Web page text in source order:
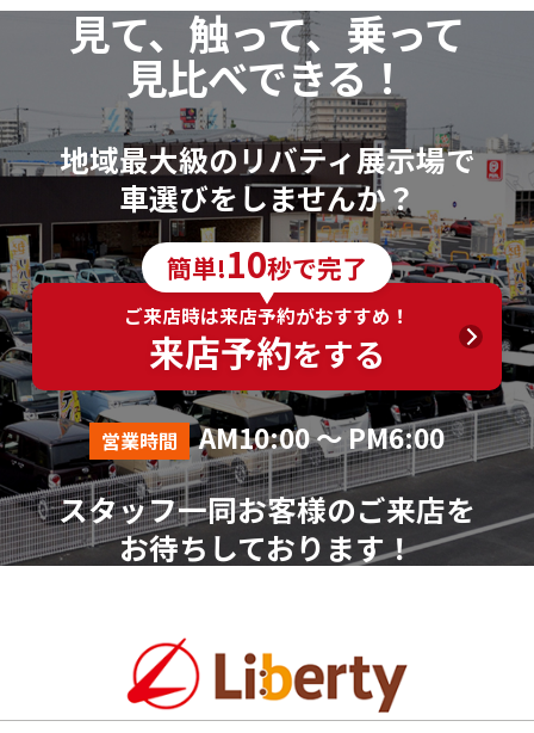
当社は、当該資料請求により取得した開示対象個人
情報の利用目的の通知・開示・訂正または削除・利用
の停止（以下「開示等」といいます。）に応じます。
開示等に関するお問い合わせ：各店舗営業窓口もし
くは、以下個人情報相談窓口
6．個人情報の取得に応じることの任意性
ご入力は任意ですが、ご入力いただけない項目やご
入力いただいた個人情報に漏れや誤りがあった場合、
資料請求およびお問合せに対する回答が出来ない場合
がございます。
7．その他
本人が容易に認識できない方法による個人情報の取
得は行っておりません。
個人情報に関する相談窓口
（平日AM10:00～PM18:00 ※土、日、祝、年末年始を
見て、触って、乗って
見比べできる！
地域最大級のリバティ展示場で
車選びをしませんか？
簡単!10秒で完了
ご来店時は来店予約がおすすめ！
来店予約をする
営業時間 AM10:00 ～ PM6:00
スタッフ一同お客様のご来店を
お待ちしております！